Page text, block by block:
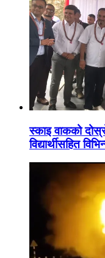
स्काइ वाकको
विद्यार्थीसहित